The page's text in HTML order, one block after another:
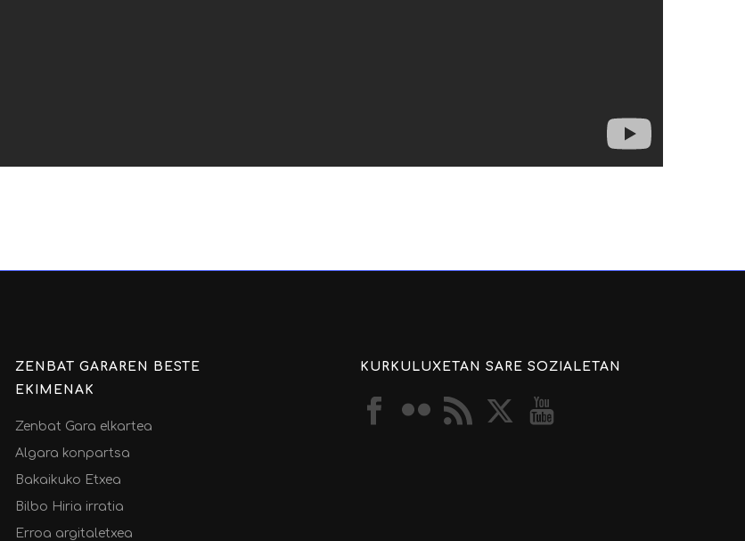
ZENBAT GARAREN BESTE
EKIMENAK
Zenbat Gara elkartea
Algara konpartsa
Bakaikuko Etxea
Bilbo Hiria irratia
Erroa argitaletxea
KURKULUXETAN SARE SOZIALETAN